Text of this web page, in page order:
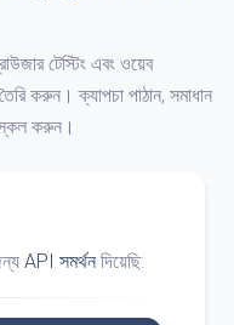
টেস্টিং এবং ওয়েব
করুন। ক্যাপচা পাঠান, সমাধান
করুন।
API সমর্থন দিয়েছি: